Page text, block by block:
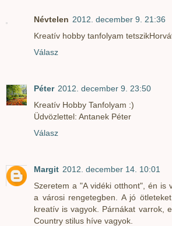
Névtelen 2012. december 9. 21:36
Kreatív hobby tanfolyam
Válasz
Péter 2012. december 9. 23:50
Kreatív Hobby Tanfolyam :)
Üdvözlettel: Antanek Péter
Válasz
Margit 2012. december 14. 10:01
Szeretem a "A vidéki otthont", én is
a városi rengetegben. A jó
kreatív is vagyok. Párnákat varrok,
Country stilus híve vagyok.